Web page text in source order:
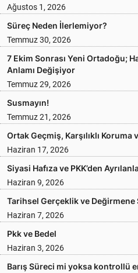
Ağustos 1, 2026
Süreç Neden İlerlemiyor?
Temmuz 30, 2026
7 Ekim Sonrası Yeni Ortadoğu;
Anlamı Değişiyor
Temmuz 29, 2026
Susmayın!
Temmuz 21, 2026
Ortak Geçmiş, Karşılıklı Koruma
Haziran 17, 2026
Siyasi Hafıza ve PKK’den
Haziran 9, 2026
Tarihsel Gerçeklik ve Değirmene
Haziran 7, 2026
Pkk ve Bedel
Haziran 3, 2026
Barış Süreci mi yoksa kontrollü